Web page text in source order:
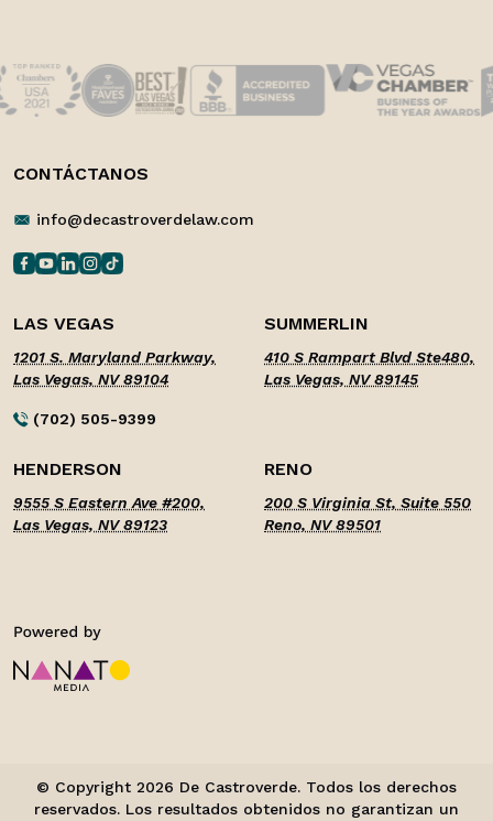
CONTÁCTANOS
info@decastroverdelaw.com
LAS VEGAS
1201 S. Maryland Parkway,
Las Vegas, NV 89104
(702) 505-9399
SUMMERLIN
410 S Rampart Blvd Ste480,
Las Vegas, NV 89145
HENDERSON
9555 S Eastern Ave #200,
Las Vegas, NV 89123
RENO
200 S Virginia St, Suite 550
Reno, NV 89501
© Copyright 2026 De Castroverde. Todos los derechos
reservados. Los resultados obtenidos no garantizan un